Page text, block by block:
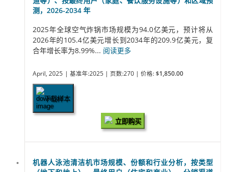
测，2026-2034 年
2025年全球空气炸锅市场规模为94.0亿美元，预计将从
2026年的105.4亿美元增长到2034年的209.9亿美元，复
合年增长率为8.99%... 阅读更多
April, 2025 | 基准年:2025 | 页数:270 | 价格: $1,850.00
下载样本
立即购买
机器人泳池清洁机市场规模、份额和行业分析，按类型